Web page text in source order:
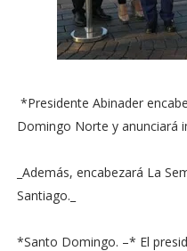
*Presidente Abinader
Domingo Norte y anunciará
_Además, encabezará La
Santiago._
*Santo Domingo. –* El